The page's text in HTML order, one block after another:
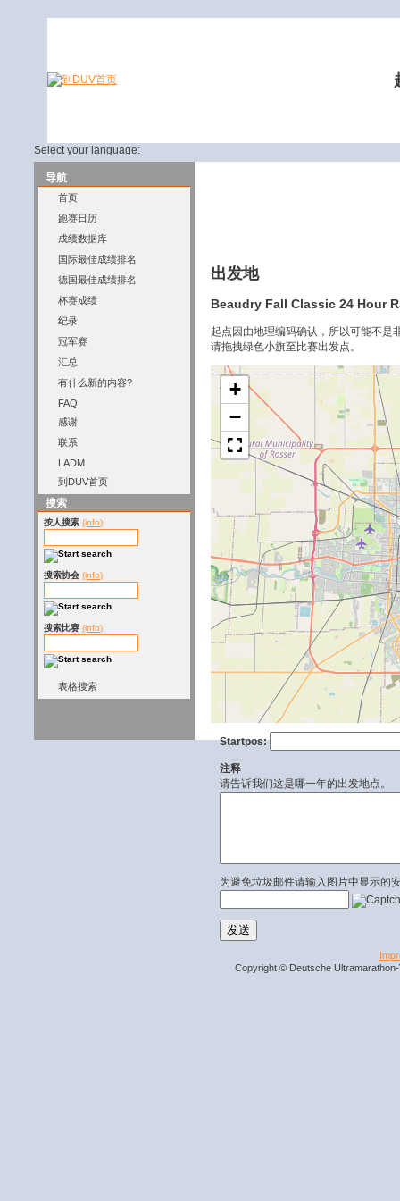
Select your language:
导航
首页
跑赛日历
成绩数据库
国际最佳成绩排名
德国最佳成绩排名
杯赛成绩
纪录
冠军赛
汇总
有什么新的内容?
FAQ
感谢
联系
LADM
到DUV首页
搜索
按人搜索 (info)
搜索协会 (info)
搜索比赛 (info)
表格搜索
出发地
Beaudry Fall Classic 24 Hour
起点因由地理编码确认，所以可能不是
请拖拽绿色小旗至比赛出发点。
+
−
Startpos:
注释
请告诉我们这是哪一年的出发地点。
为避免垃圾邮件请输入图片中显示的
Copyright © Deutsche